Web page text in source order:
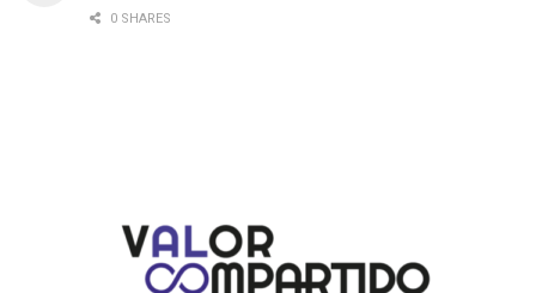
0 SHARES